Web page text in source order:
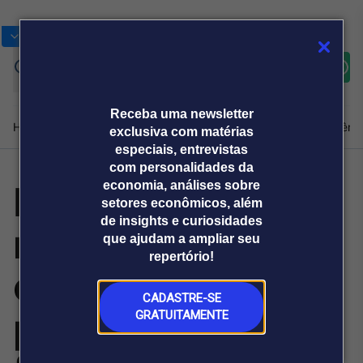
Receba uma newsletter
exclusiva com matérias
especiais, entrevistas
com personalidades da
economia, análises sobre
setores econômicos, além
de insights e curiosidades
que ajudam a ampliar seu
repertório!
CADASTRE-SE
GRATUITAMENTE
Home Produtos e soluçõesNotíciasBlogWeekend
Plataformas
Broadcast
Broadcast+
O mercado
financeiro em
tempo real
Sobre nós Releases Broadcast
Prêmio Broadcast
Analistas
Prêmio Broadcast
Empresas
Agências de
comunicação
Releases
IA transforma
relação entre
consumidor e
produto